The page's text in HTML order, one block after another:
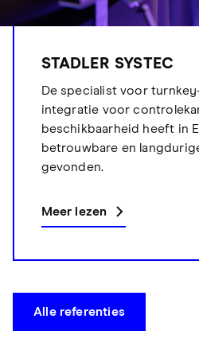
STADLER SYSTEC
De specialist voor
integratie voor
beschikbaarheid heeft in
betrouwbare en
gevonden.
Meer lezen
Alle referenties